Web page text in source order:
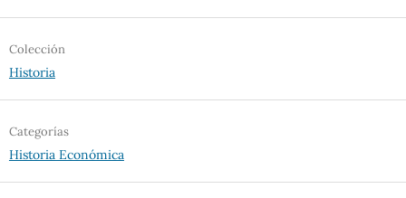
Colección
Historia
Categorías
Historia Económica